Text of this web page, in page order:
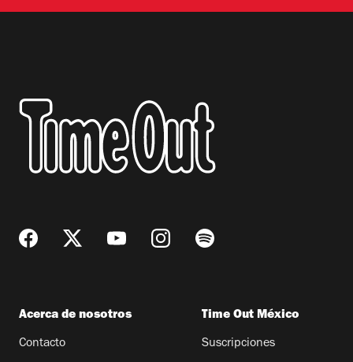
Acerca de nosotros
Contacto
Time Out México
Suscripciones